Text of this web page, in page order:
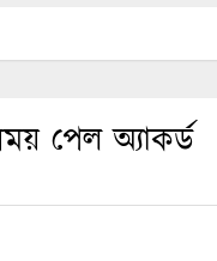
পেল অ্যাকর্ড